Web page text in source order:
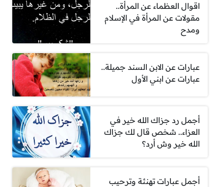
اقوال العظماء عن المرأة..
مقولات عن المرأة في الإسلام
ومدح
عبارات عن الابن السند جميلة..
عبارات عن ابني الأول
أجمل رد جزاك الله خير في
العزاء.. شخص قال لك جزاك
الله خير وش أرد؟
أجمل عبارات تهنئة وترحيب